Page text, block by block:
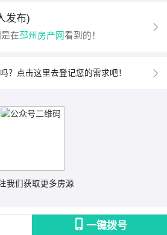
一键拨号
发布)
在邳州房产网看到的！
？点击这里去登记您的需求吧！
我们获取更多房源